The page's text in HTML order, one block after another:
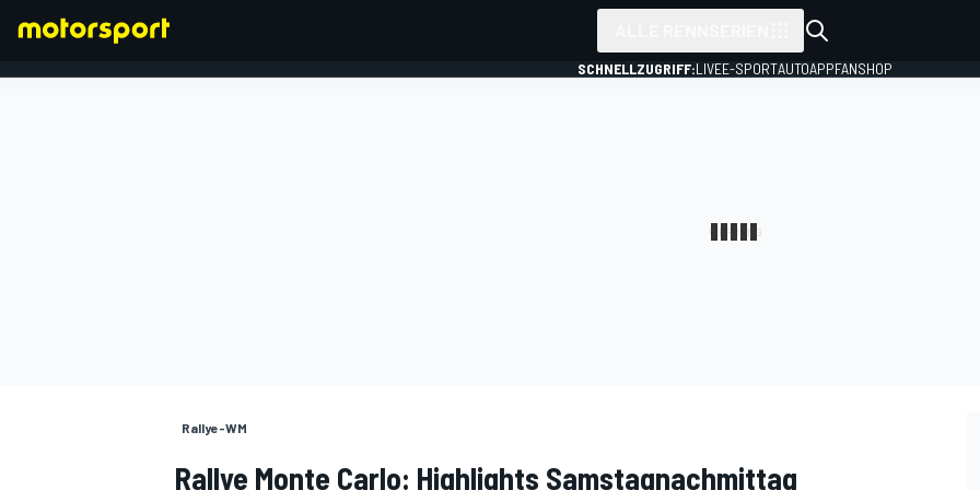
SCHNELLZUGRIFF:LIVEE-SPORTAUTOAPPFANSHOP
Rallye-WM
Rallye Monte Carlo: Highlights Samstagnachmittag